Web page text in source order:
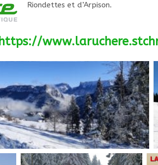
Riondettes et d’Arpison.
https://